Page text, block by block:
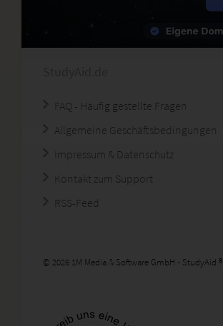
FAQ - Häufig gestellte Fragen
Allgemeine Geschäftsbedingungen
Impressum & Datenschutz
Kontakt zum Support
RSS-Feed
© 2026 1M Media & Software GmbH - StudyAid ®